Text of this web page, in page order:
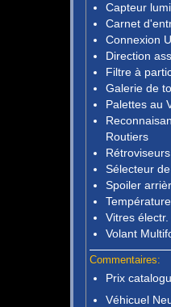
Capteur
Carnet
Connexion
Direction
Filtre à
Galerie de
Palettes au
Routiers
Sélecteur
Spoiler
Vitres électr.
Volant
Commentaires:
Prix
Véhicuel